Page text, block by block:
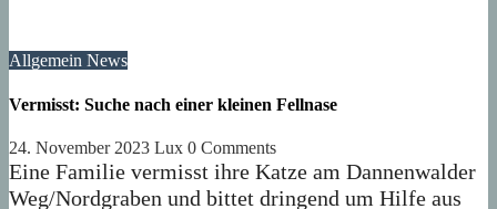
Allgemein News
Vermisst: Suche nach einer kleinen Fellnase
24. November 2023 Lux 0 Comments
Eine Familie vermisst ihre Katze am Dannenwalder
Weg/Nordgraben und bittet dringend um Hilfe aus